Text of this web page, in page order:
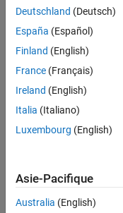
Deutschland (Deutsch)
España (Español)
Finland (English)
France (Français)
Ireland (English)
Italia (Italiano)
Luxembourg (English)
Asie-Pacifique
Australia (English)